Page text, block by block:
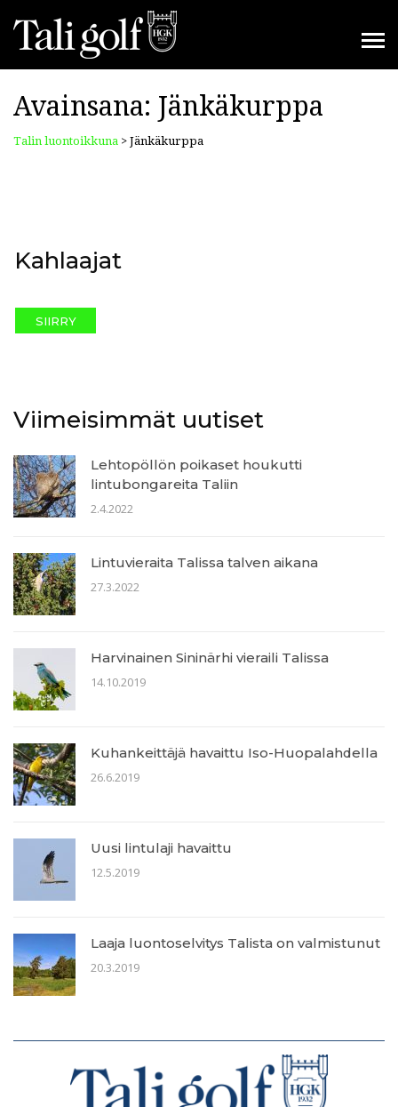
Avainsana: Jänkäkurppa
Talin luontoikkuna > Jänkäkurppa
Kahlaajat
SIIRRY
Viimeisimmät uutiset
Lehtopöllön poikaset houkutti
lintubongareita Taliin
2.4.2022
Lintuvieraita Talissa talven aikana
27.3.2022
Harvinainen Sininärhi vieraili Talissa
14.10.2019
Kuhankeittäjä havaittu Iso-Huopalahdella
26.6.2019
Uusi lintulaji havaittu
12.5.2019
Laaja luontoselvitys Talista on valmistunut
20.3.2019